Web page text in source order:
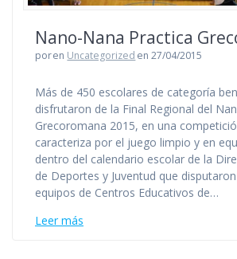
Nano-Nana Practica
poren Uncategorized en 27/04/2015
Más de 450 escolares de categoría
disfrutaron de la Final Regional del
Grecoromana 2015, en una
caracteriza por el juego limpio y en
dentro del calendario escolar de la
de Deportes y Juventud que
equipos de Centros Educativos de…
Leer más